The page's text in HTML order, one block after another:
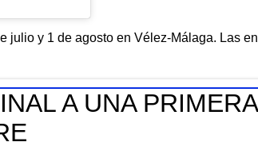
julio y 1 de agosto en Vélez-Málaga. Las
A UNA